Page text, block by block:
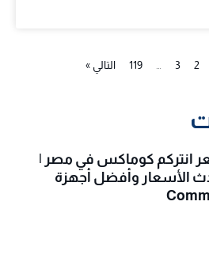
2
3
119 التالي »
انتركم كوماكس في مصر |
الأسعار وأفضل أجهزة